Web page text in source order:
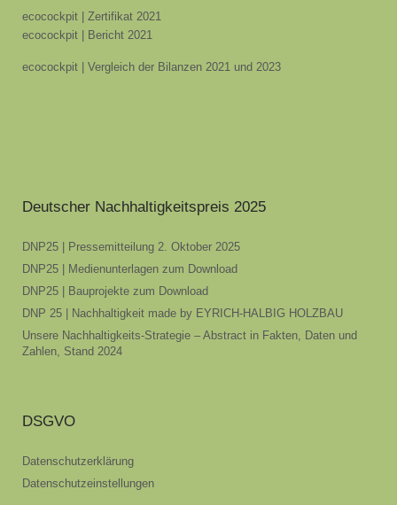
ecocockpit | Zertifikat 2021
ecocockpit | Bericht 2021
ecocockpit | Vergleich der Bilanzen 2021 und 2023
Deutscher Nachhaltigkeitspreis 2025
DNP25 | Pressemitteilung 2. Oktober 2025
DNP25 | Medienunterlagen zum Download
DNP25 | Bauprojekte zum Download
DNP 25 | Nachhaltigkeit made by EYRICH-HALBIG HOLZBAU
Unsere Nachhaltigkeits-Strategie – Abstract in Fakten, Daten und
Zahlen, Stand 2024
DSGVO
Datenschutzerklärung
Datenschutzeinstellungen